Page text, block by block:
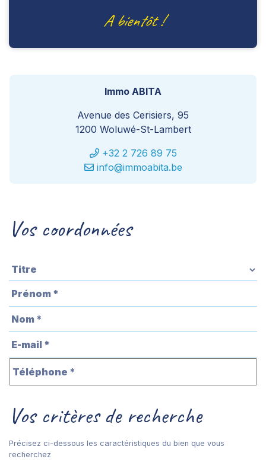
A bientôt !
Immo ABITA
Avenue des Cerisiers, 95
1200 Woluwé-St-Lambert
+32 2 726 89 75
info@immoabita.be
Vos coordonnées
Vos critères de recherche
Précisez ci-dessous les caractéristiques du bien que vous
recherchez